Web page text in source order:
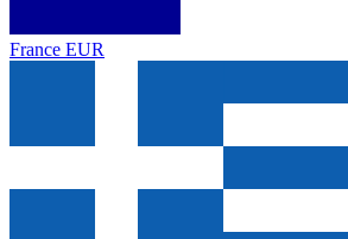
France EUR